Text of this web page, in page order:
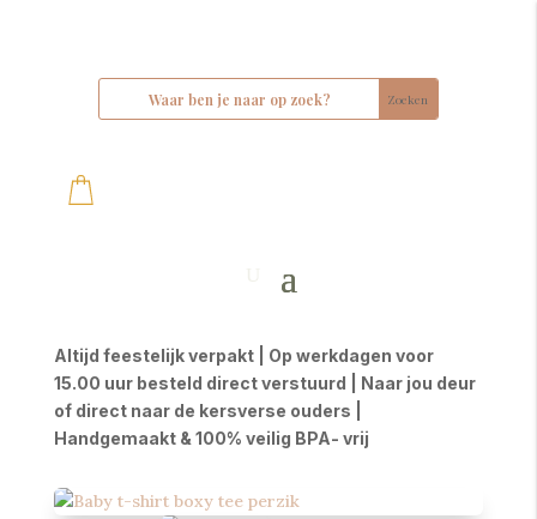
Altijd feestelijk verpakt | Op werkdagen voor
15.00 uur besteld direct verstuurd | Naar jou deur
of direct naar de kersverse ouders |
Handgemaakt & 100% veilig BPA- vrij